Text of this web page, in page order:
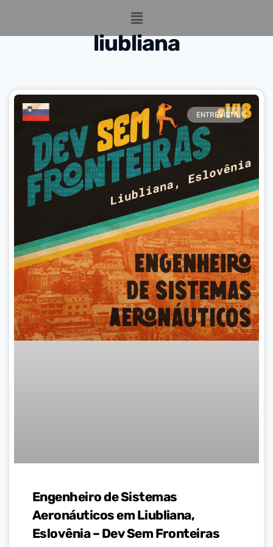
liubliana
ENTREVISTA
Engenheiro de Sistemas
Aeronáuticos em Liubliana,
Eslovênia – Dev Sem Fronteiras